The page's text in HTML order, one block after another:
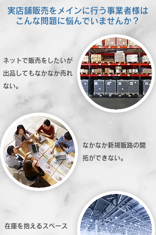
実店舗販売をメインに行う事業者様は
こんな問題に悩んでいませんか？
ネットで販売をしたいが
出品してもなかなか売れ
ない。
なかなか新規販路の開
拓ができない。
在庫を抱えるスペース